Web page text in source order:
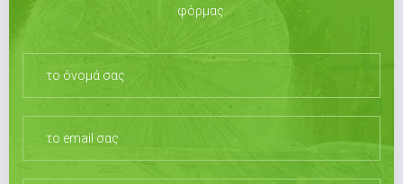
φόρμας.